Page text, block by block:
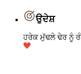
ਉਦੇਸ਼
ਹਰੇਕ ਮੁੱਢਲੇ ਢੇਰ ਨੂੰ